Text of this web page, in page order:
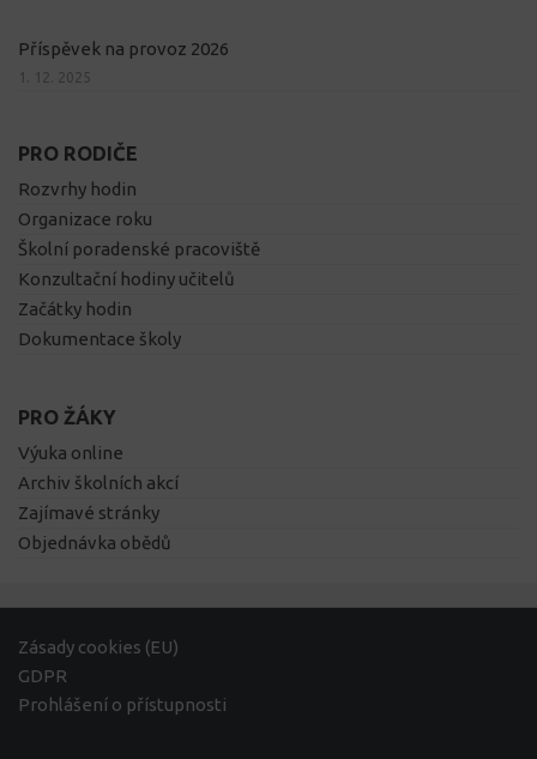
Příspěvek na provoz 2026
1. 12. 2025
PRO RODIČE
Rozvrhy hodin
Organizace roku
Školní poradenské pracoviště
Konzultační hodiny učitelů
Začátky hodin
Dokumentace školy
PRO ŽÁKY
Výuka online
Archiv školních akcí
Zajímavé stránky
Objednávka obědů
Zásady cookies (EU)
GDPR
Prohlášení o přístupnosti